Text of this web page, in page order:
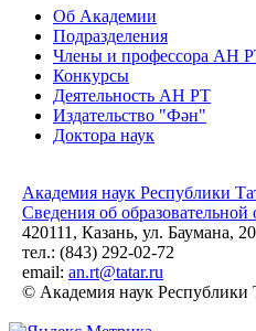
Об Академии
Подразделения
Члены и профессора АН
Конкурсы
Деятельность АН РТ
Издательство "Фән"
Доктора наук
Академия наук Республики
Сведения об образовательной
420111, Казань, ул. Баумана, 20
тел.: (843) 292-02-72
email: an.rt@tatar.ru
© Академия наук Республики